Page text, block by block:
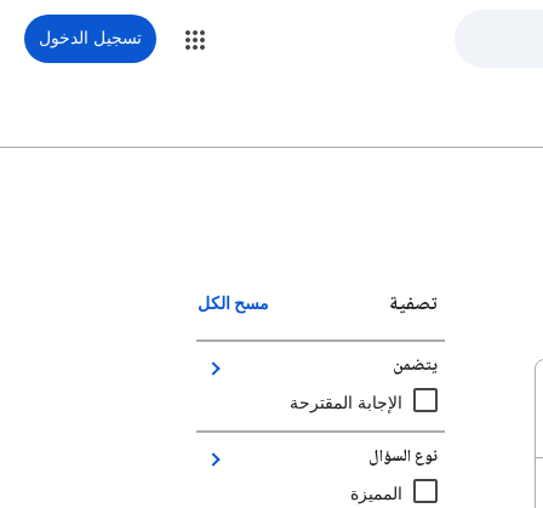
تسجيل الدخول
تصفية مسح الكل
يتضمن
الإجابة المقترحة
نوع السؤال
المميزة